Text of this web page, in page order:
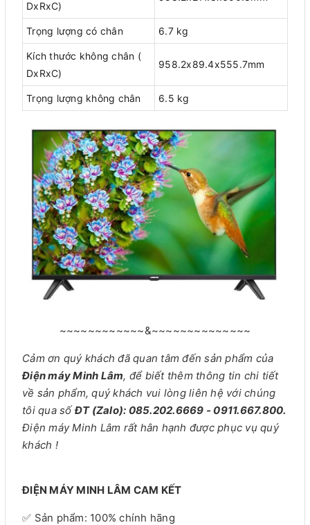
DxRxC)
Trọng lượng có chân 6.7 kg
Kích thước không chân (
DxRxC)
958.2x89.4x555.7mm
Trọng lượng không chân 6.5 kg
~~~~~~~~~~~~&~~~~~~~~~~~~~~
Cảm ơn quý khách đã quan tâm đến sản phẩm của
Điện máy Minh Lâm, để biết thêm thông tin chi tiết
về sản phẩm, quý khách vui lòng liên hệ với chúng
tôi qua sốĐT (Zalo): 085.202.6669 - 0911.667.800.
Điện máy Minh Lâm rất hân hạnh được phục vụ quý
khách !
ĐIỆN MÁY MINH LÂM CAM KẾT
✅ Sản phẩm: 100% chính hãng